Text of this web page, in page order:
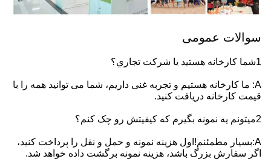
سوالات عمومی
1شما کارخانه هستيد يا شرکت تجاري؟
A: ما کارخانه هستیم و تجربه غنی داریم، شما می توانید همه را با
قیمت کارخانه دریافت کنید.
2ميتونم يه نمونه بگيرم که کیفیتش رو چک کنم؟
A:بسیار مطمئنم!اول هزینه نمونه و حمل و نقل را پرداخت کنید،
اگر سفارش بزرگ باشد، هزینه نمونه برگشت داده خواهد شد.